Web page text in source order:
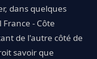
dans quelques
- Côte
de l'autre côté de
savoir que